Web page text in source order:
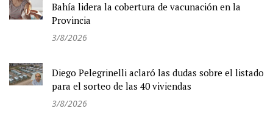
Bahía lidera la cobertura de vacunación en la
Provincia
3/8/2026
Diego Pelegrinelli aclaró las dudas sobre el listado
para el sorteo de las 40 viviendas
3/8/2026